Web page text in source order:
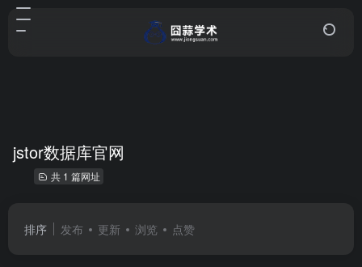
jstor数据库官网
共 1 篇网址
排序 发布 更新 浏览 点赞